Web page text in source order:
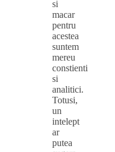
si
macar
pentru
acestea
suntem
mereu
constienti
si
analitici.
Totusi,
un
intelept
ar
putea